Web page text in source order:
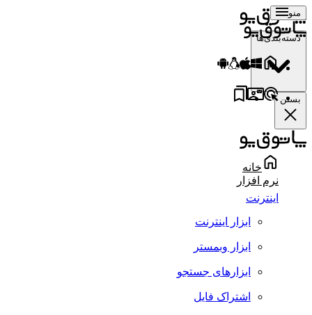
منو
دسته‌بندی‌ها
بستن
خانه
نرم افزار
اینترنت
ابزار اینترنت
ابزار وبمستر
ابزارهای جستجو
اشتراک فایل